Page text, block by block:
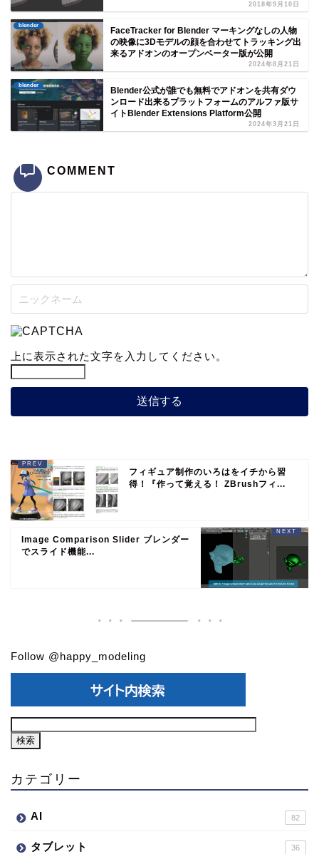
2018年9月10日
blender
FaceTracker for Blender マーキングなしの人物
の映像に3Dモデルの顔を合わせてトラッキング出
来るアドオンのオープンベーター版が公開
2024年8月21日
blender
Blender公式が誰でも無料でアドオンを共有ダウ
ンロード出来るプラットフォームのアルファ版サ
イトBlender Extensions Platform公開
2024年3月21日
COMMENT
上に表示された文字を入力してください。
フィギュア制作のいろはをイチから習
得！『作って覚える！ ZBrushフィ...
Image Comparison Slider ブレンダー
でスライド機能...
Follow @happy_modeling
カテゴリー
AI 82
タブレット 36